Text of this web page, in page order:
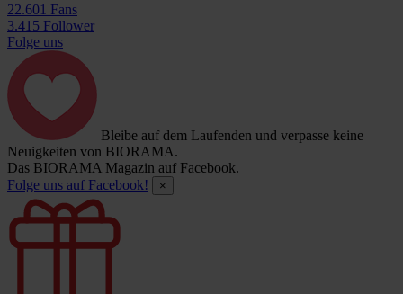
22.601 Fans
3.415 Follower
Folge uns
Bleibe auf dem Laufenden und verpasse keine
Neuigkeiten von BIORAMA.
Das BIORAMA Magazin auf Facebook.
Folge uns auf Facebook!
×